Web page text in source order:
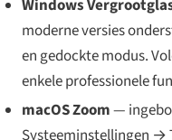
Windows
moderne versies
en gedockte modus.
enkele professionele
macOS Zoom—
Systeeminstellingen →